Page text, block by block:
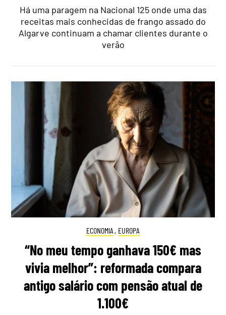
Há uma paragem na Nacional 125 onde uma das
receitas mais conhecidas de frango assado do
Algarve continuam a chamar clientes durante o
verão
ECONOMIA , EUROPA
“No meu tempo ganhava 150€ mas
vivia melhor”: reformada compara
antigo salário com pensão atual de
1.100€